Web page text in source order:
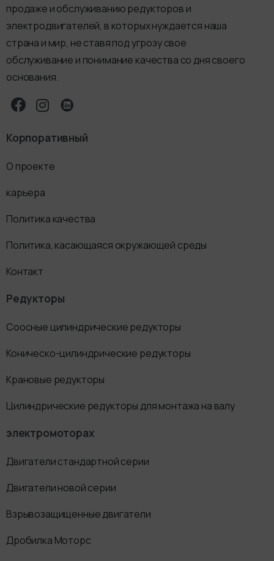
продаже и обслуживанию редукторов и
электродвигателей, в которых нуждается наша
страна и мир, не ставя под угрозу свое
обслуживание и понимание качества со дня своего
основания.
Корпоративный
О проекте
карьера
Политика качества
Политика, касающаяся окружающей среды
Контакт
Редукторы
Соосные цилиндрические редукторы
Коническо-цилиндрические редукторы
Крановые редукторы
Цилиндрические редукторы для монтажа на валу
электромоторах
Двигатели стандартной серии
Двигатели новой серии
Взрывозащищенные двигатели
Дробилка Моторс